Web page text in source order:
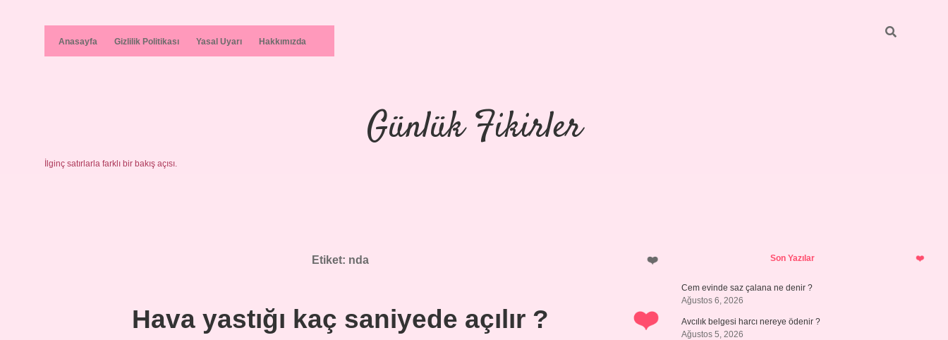
Anasayfa Gizlilik Politikası Yasal Uyarı Hakkımızda
Günlük Fikirler
İlginç satırlarla farklı bir bakış açısı.
Etiket: nda
Hava yastığı kaç saniyede açılır ?
SidebarSon Yazılar
Cem evinde saz çalana ne denir ?
Ağustos 6, 2026
Avcılık belgesi harcı nereye ödenir ?
Ağustos 5, 2026